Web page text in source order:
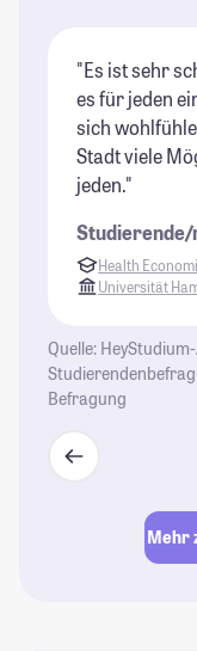
"Es ist sehr
es für jeden
sich
Stadt viele
jeden."
Studierende/
Health
Universität
Quelle:
Befragung
Mehr